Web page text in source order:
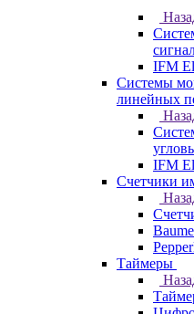
IFM
Системы
линейных
IFM
Счетчики
Таймеры